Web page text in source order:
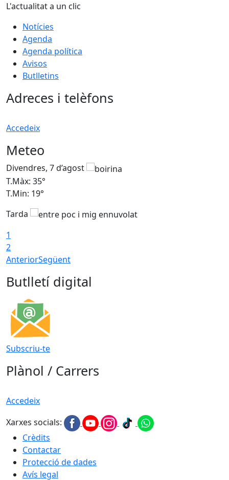
L'actualitat a un clic
Notícies
Agenda
Agenda política
Avisos
Butlletins
Adreces i telèfons
Accedeix
Meteo
Divendres, 7 d’agost
T.Màx: 35°
T.Min: 19°
Tarda
1
2
AnteriorSegüent
Butlletí digital
Subscriu-te
Plànol / Carrers
Accedeix
Xarxes socials:
Crèdits
Contactar
Protecció de dades
Avís legal